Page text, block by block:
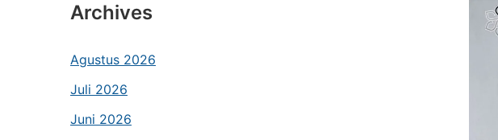
Archives
Agustus 2026
Juli 2026
Juni 2026